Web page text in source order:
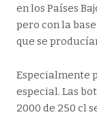
en los Países
pero con la
que se
Especialmente
especial. Las
2000 de 250 cl